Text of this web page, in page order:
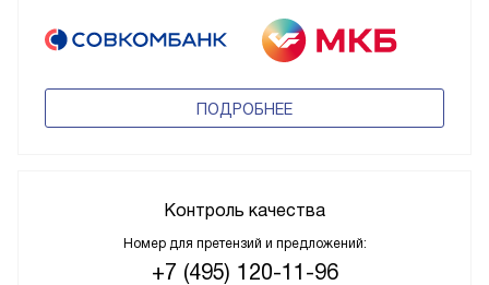
ПОДРОБНЕЕ
Контроль качества
Номер для претензий и предложений:
+7 (495) 120-11-96